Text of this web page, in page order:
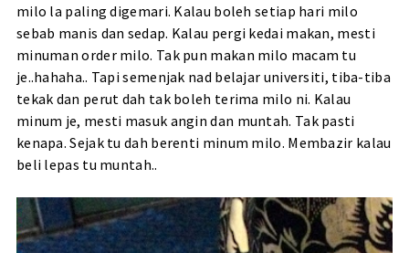
milo la paling digemari. Kalau boleh setiap hari milo
sebab manis dan sedap. Kalau pergi kedai makan, mesti
minuman order milo. Tak pun makan milo macam tu
je..hahaha.. Tapi semenjak nad belajar universiti, tiba-tiba
tekak dan perut dah tak boleh terima milo ni. Kalau
minum je, mesti masuk angin dan muntah. Tak pasti
kenapa. Sejak tu dah berenti minum milo. Membazir kalau
beli lepas tu muntah..